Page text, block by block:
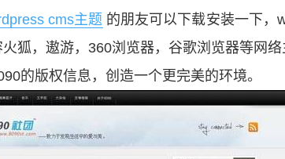
cms主题 的朋友可以下载安装一下，
狐，遨游，360浏览器，谷歌浏览器等网
的版权信息，创造一个更完美的环境。